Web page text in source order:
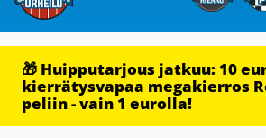
🎁 Huipputarjous jatkuu: 10
kierrätysvapaa megakierros
peliin - vain 1 eurolla!